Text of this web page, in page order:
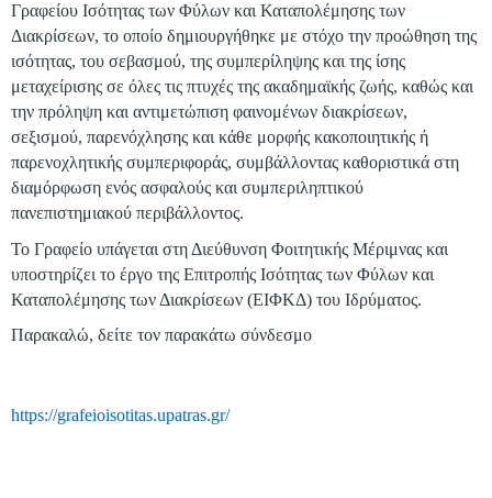
Γραφείου Ισότητας των Φύλων και Καταπολέμησης των
Διακρίσεων, το οποίο δημιουργήθηκε με στόχο την προώθηση της
ισότητας, του σεβασμού, της συμπερίληψης και της ίσης
μεταχείρισης σε όλες τις πτυχές της ακαδημαϊκής ζωής, καθώς και
την πρόληψη και αντιμετώπιση φαινομένων διακρίσεων,
σεξισμού, παρενόχλησης και κάθε μορφής κακοποιητικής ή
παρενοχλητικής συμπεριφοράς, συμβάλλοντας καθοριστικά στη
διαμόρφωση ενός ασφαλούς και συμπεριληπτικού
πανεπιστημιακού περιβάλλοντος.
Το Γραφείο υπάγεται στη Διεύθυνση Φοιτητικής Μέριμνας και
υποστηρίζει το έργο της Επιτροπής Ισότητας των Φύλων και
Καταπολέμησης των Διακρίσεων (ΕΙΦΚΔ) του Ιδρύματος.
Παρακαλώ, δείτε τον παρακάτω σύνδεσμο
https://grafeioisotitas.upatras.gr/